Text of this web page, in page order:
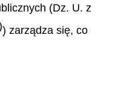
(Dz. U. z
) zarządza się, co